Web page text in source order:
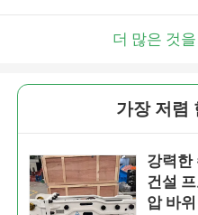
더 많은 것
가장 저렴
강력한
건설
압 바위